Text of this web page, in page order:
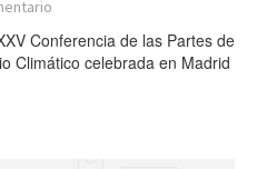
Conferencia de las Partes de
Climático celebrada en Madrid